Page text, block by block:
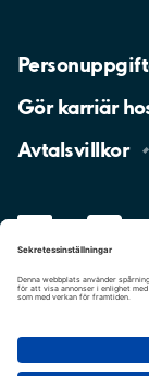
Gör karriär
Avtalsvillkor